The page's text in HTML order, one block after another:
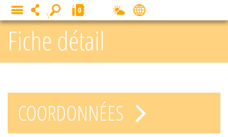
Fiche détail
COORDONNÉES
MENU 0
Panneau de gestion des cookies